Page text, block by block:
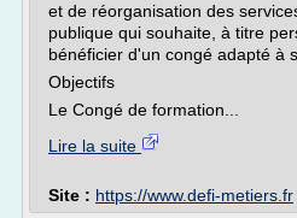
et de réorganisation des
publique qui souhaite, à titre
bénéficier d'un congé adapté à
Objectifs
Le Congé de formation...
Lire la suite
Site : https://www.defi-metiers.fr